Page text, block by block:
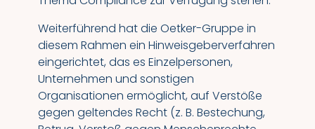
Weiterführend hat die Oetker-Gruppe in
diesem Rahmen ein Hinweisgeberverfahren
eingerichtet, das es Einzelpersonen,
Unternehmen und sonstigen
Organisationen ermöglicht, auf Verstöße
gegen geltendes Recht (z. B. Bestechung,